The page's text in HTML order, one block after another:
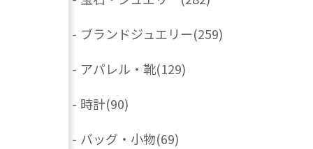
- ブランドジュエリー(259)
- アパレル・靴(129)
- 時計(90)
- バッグ・小物(69)